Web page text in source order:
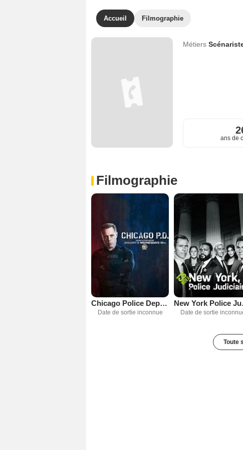
Accueil Filmographie
Métiers
ans de
Filmographie
Chicago Police Department
Date de sortie inconnue Date de sortie
Toute